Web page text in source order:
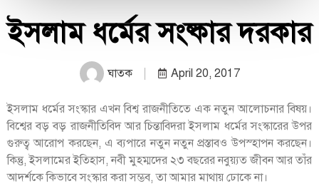
ইসলাম ধর্মের সংষ্কার দরকার
ঘাতক April 20, 2017
ইসলাম ধর্মের সংস্কার এখন বিশ্ব রাজনীতিতে এক নতুন আলোচনার বিষয়।
বিশ্বের বড় বড় রাজনীতিবিদ আর চিন্তাবিদরা ইসলাম ধর্মের সংস্কারের উপর
গুরুত্ব আরোপ করছেন, এ ব্যপারে নতুন নতুন প্রস্তাবও উপস্হাপন করছেন।
কিন্তু, ইসলামের ইতিহাস, নবী মুহম্মদের ২৩ বছরের নবুয়্যত জীবন আর তাঁর
আদর্শকে কিভাবে সংস্কার করা সম্ভব, তা আমার মাথায় ঢোকে না।